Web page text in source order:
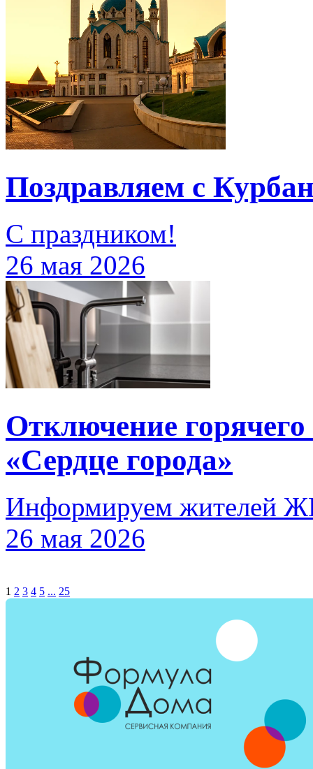
Поздравляем с
С праздником!
26 мая 2026
Отключение
«Сердце города»
Информируем жителей
26 мая 2026
1 2 3 4 5 ... 25